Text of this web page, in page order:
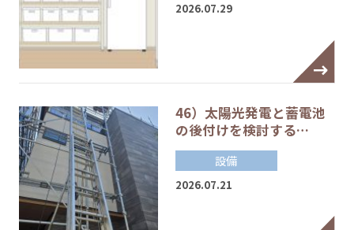
2026.07.29
46）太陽光発電と蓄電池
の後付けを検討する…
設備
2026.07.21